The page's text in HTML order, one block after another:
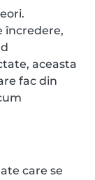
încredere,
aceasta
fac din
care se